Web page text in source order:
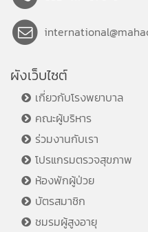
ผังเว็บไซต์
เกี่ยวกับโรงพยาบาล
คณะผู้บริหาร
ร่วมงานกับเรา
โปรแกรมตรวจสุขภาพ
ห้องพักผู้ป่วย
บัตรสมาชิก
ชมรมผู้สูงอายุ